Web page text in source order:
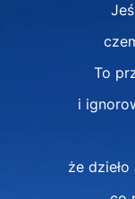
To
i
że